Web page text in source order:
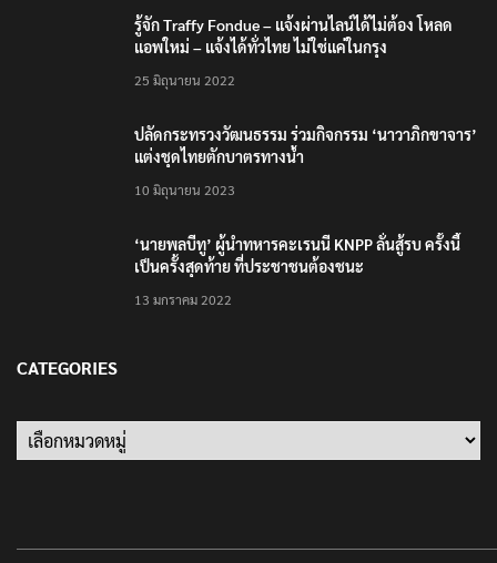
รู้จัก Traffy Fondue – แจ้งผ่านไลน์ได้ไม่ต้อง โหลด
แอพใหม่ – แจ้งได้ทั่วไทย ไม่ใช่แค่ในกรุง
25 มิถุนายน 2022
ปลัดกระทรวงวัฒนธรรม ร่วมกิจกรรม ‘นาวาภิกขาจาร’
แต่งชุดไทยตักบาตรทางน้ำ
10 มิถุนายน 2023
‘นายพลบีทู’ ผู้นำทหารคะเรนนี KNPP ลั่นสู้รบ ครั้งนี้
เป็นครั้งสุดท้าย ที่ประชาชนต้องชนะ
13 มกราคม 2022
CATEGORIES
Categories